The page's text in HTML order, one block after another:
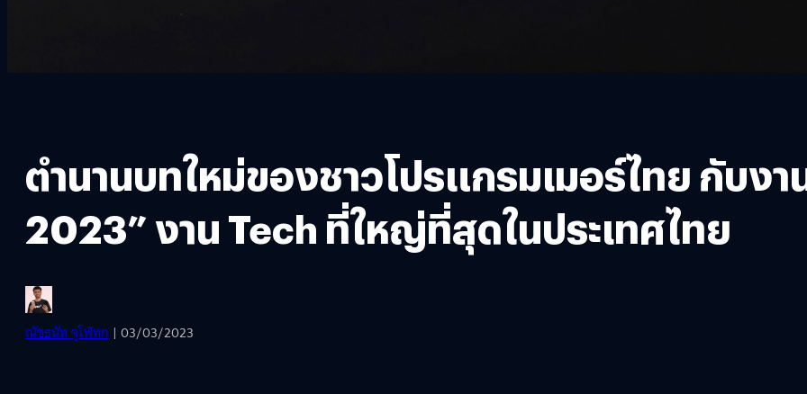
ตำนานบทใหม่ของชาวโปรแกรมเมอร์ไทย กับง
2023” งาน Tech ที่ใหญ่ที่สุดในประเทศไทย
ณัชธนัท จุโฬทก | 03/03/2023